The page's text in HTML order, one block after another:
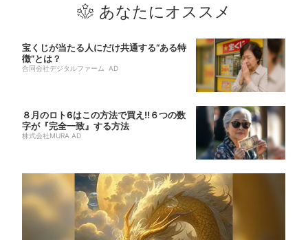
あなたにオススメ
宝くじが当たる人にだけ共通する“ある特
徴”とは？
合同会社デジタルファーム AD
８月のロト6はこの方法で買え!!６つの数
字が『完全一致』する方法
株式会社MURA AD